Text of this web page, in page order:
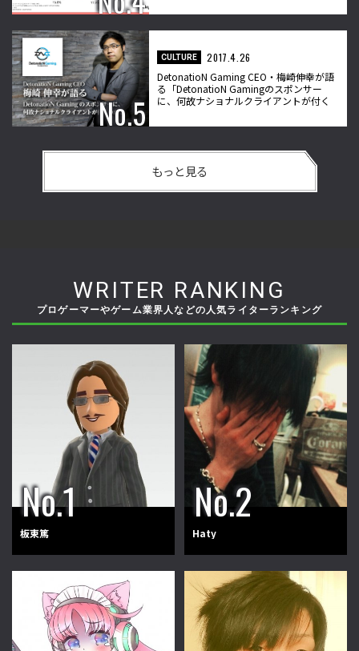
CULTURE
2017.4.26
DetonatioN Gaming CEO・梅崎伸幸が語
る「DetonatioN Gamingのスポンサー
に、何故ナショナルクライアントが付く
もっと見る
WRITER RANKING
プロゲーマーやゲーム業界人などの人気ライターランキング
板東篤 Haty